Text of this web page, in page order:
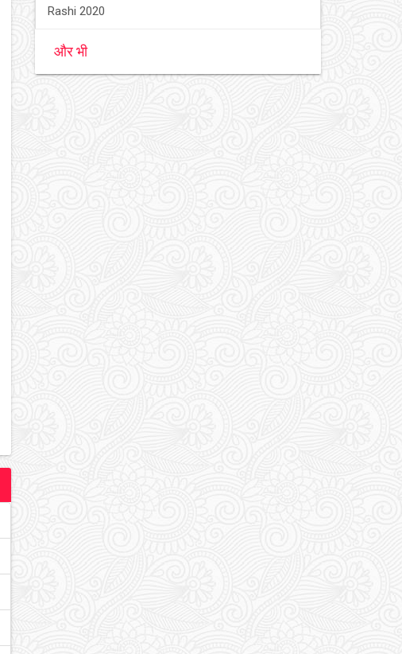
Rashi 2020
और भी